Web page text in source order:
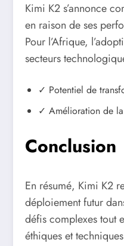
Kimi K2 s’annonce
en raison de ses
Pour l’Afrique,
secteurs
✓ Potentiel de
✓ Amélioration de
Conclusion
En résumé, Kimi K2
déploiement futur
défis complexes tout
éthiques et